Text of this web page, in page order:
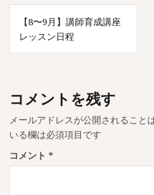
投
稿
ナ
ゲ
ー
シ
ョ
【8〜9月】講師育成講座
レッスン日程
コメントを残す
メールアドレスが公開されること
いる欄は必須項目です
コメント *